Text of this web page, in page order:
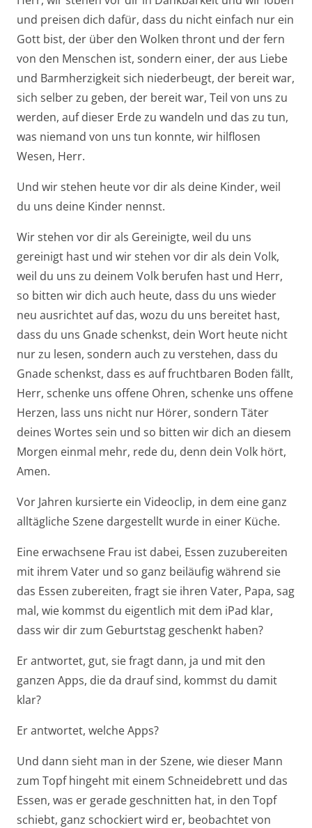
und preisen dich dafür, dass du nicht einfach nur ein
Gott bist, der über den Wolken thront und der fern
von den Menschen ist, sondern einer, der aus Liebe
und Barmherzigkeit sich niederbeugt, der bereit war,
sich selber zu geben, der bereit war, Teil von uns zu
werden, auf dieser Erde zu wandeln und das zu tun,
was niemand von uns tun konnte, wir hilflosen
Wesen, Herr.
Und wir stehen heute vor dir als deine Kinder, weil
du uns deine Kinder nennst.
Wir stehen vor dir als Gereinigte, weil du uns
gereinigt hast und wir stehen vor dir als dein Volk,
weil du uns zu deinem Volk berufen hast und Herr,
so bitten wir dich auch heute, dass du uns wieder
neu ausrichtet auf das, wozu du uns bereitet hast,
dass du uns Gnade schenkst, dein Wort heute nicht
nur zu lesen, sondern auch zu verstehen, dass du
Gnade schenkst, dass es auf fruchtbaren Boden fällt,
Herr, schenke uns offene Ohren, schenke uns offene
Herzen, lass uns nicht nur Hörer, sondern Täter
deines Wortes sein und so bitten wir dich an diesem
Morgen einmal mehr, rede du, denn dein Volk hört,
Amen.
Vor Jahren kursierte ein Videoclip, in dem eine ganz
alltägliche Szene dargestellt wurde in einer Küche.
Eine erwachsene Frau ist dabei, Essen zuzubereiten
mit ihrem Vater und so ganz beiläufig während sie
das Essen zubereiten, fragt sie ihren Vater, Papa, sag
mal, wie kommst du eigentlich mit dem iPad klar,
dass wir dir zum Geburtstag geschenkt haben?
Er antwortet, gut, sie fragt dann, ja und mit den
ganzen Apps, die da drauf sind, kommst du damit
klar?
Er antwortet, welche Apps?
Und dann sieht man in der Szene, wie dieser Mann
zum Topf hingeht mit einem Schneidebrett und das
Essen, was er gerade geschnitten hat, in den Topf
schiebt, ganz schockiert wird er, beobachtet von